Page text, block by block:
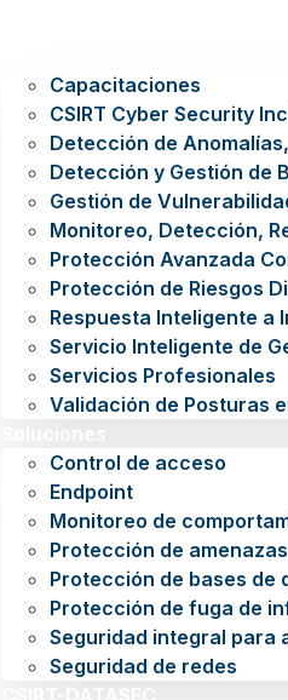
Capacitaciones
CSIRT Cyber Security
Detección de
Detección y Gestión de
Gestión de
Monitoreo, Detección,
Protección Avanzada
Protección de Riesgos
Respuesta Inteligente a
Servicio Inteligente de
Servicios Profesionales
Validación de Posturas
Control de acceso
Endpoint
Monitoreo de
Protección de
Protección de bases de
Protección de fuga de
Seguridad integral para
Seguridad de redes